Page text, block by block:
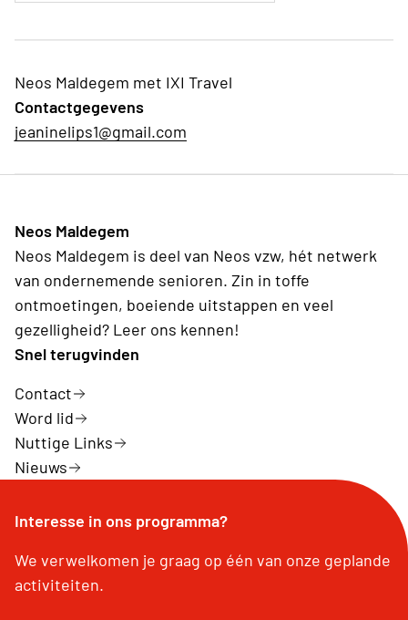
Neos Maldegem met IXI Travel
Contactgegevens
jeaninelips1@gmail.com
Neos Maldegem
Neos Maldegem is deel van Neos vzw, hét netwerk
van ondernemende senioren. Zin in toffe
ontmoetingen, boeiende uitstappen en veel
gezelligheid? Leer ons kennen!
Snel terugvinden
Contact
Word lid
Nuttige Links
Nieuws
Interesse in ons programma?
We verwelkomen je graag op één van onze geplande
activiteiten.